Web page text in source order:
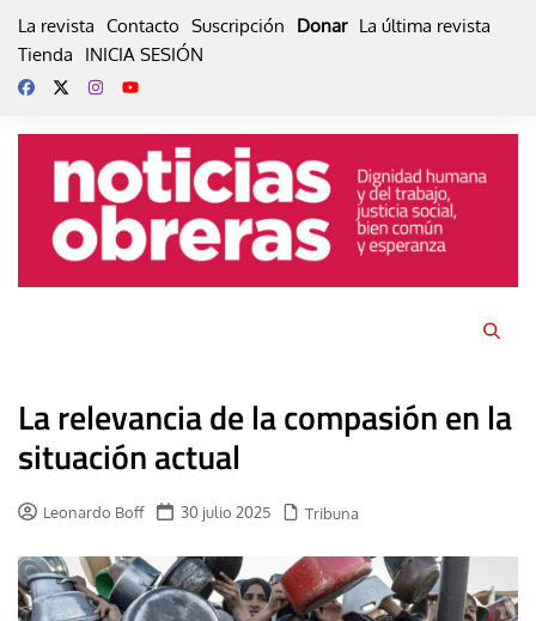
La revista Contacto Suscripción Donar La última revista
Tienda
INICIA SESIÓN
La relevancia de la compasión en la
situación actual
Leonardo Boff 30 julio 2025 Tribuna